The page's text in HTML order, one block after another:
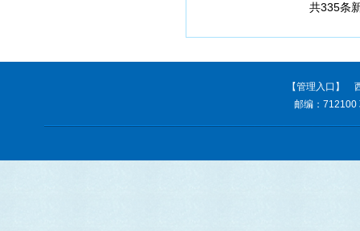
共335条
【管理入口】
邮编：712100